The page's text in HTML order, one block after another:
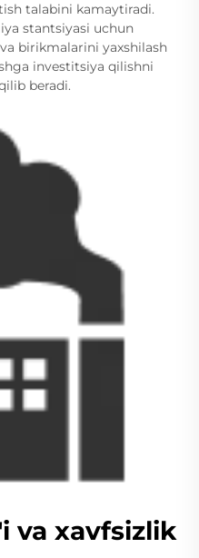
talabini kamaytiradi.
stantsiyasi uchun
birikmalarini yaxshilash
investitsiya qilishni
beradi.
va xavfsizlik